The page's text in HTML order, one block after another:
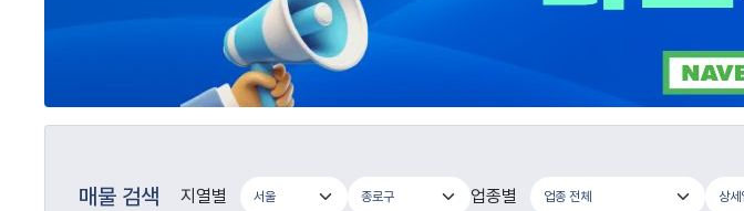
매물 검색 지열별 업종별